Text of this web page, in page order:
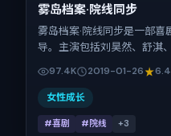
雾岛档案·院线同步
雾岛档案·院线同步是一部
导。主演包括刘昊然、舒淇
日期 2019-01-26，正片时长
97.4K 2019-01-26 6.4
女性成长
#喜剧 #院线 +3